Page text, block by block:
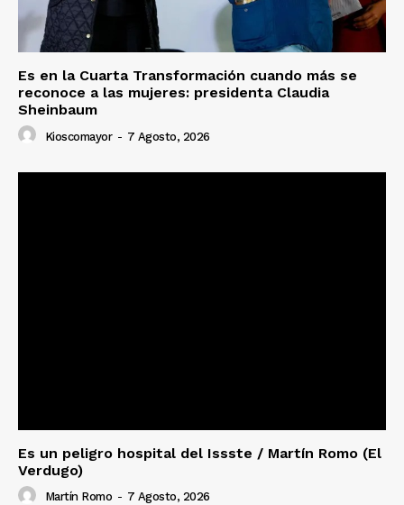
Es en la Cuarta Transformación cuando más se
reconoce a las mujeres: presidenta Claudia
Sheinbaum
Kioscomayor - 7 Agosto, 2026
Es un peligro hospital del Issste / Martín Romo (El
Verdugo)
Martín Romo - 7 Agosto, 2026